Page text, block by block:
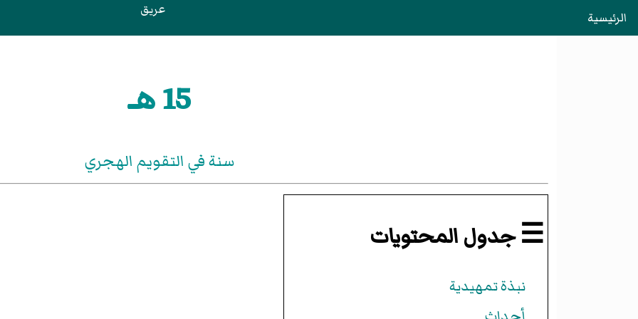
الرئيسية عريق
15 هـ
سنة في التقويم الهجري
☰ جدول المحتويات
نبذة تمهيدية